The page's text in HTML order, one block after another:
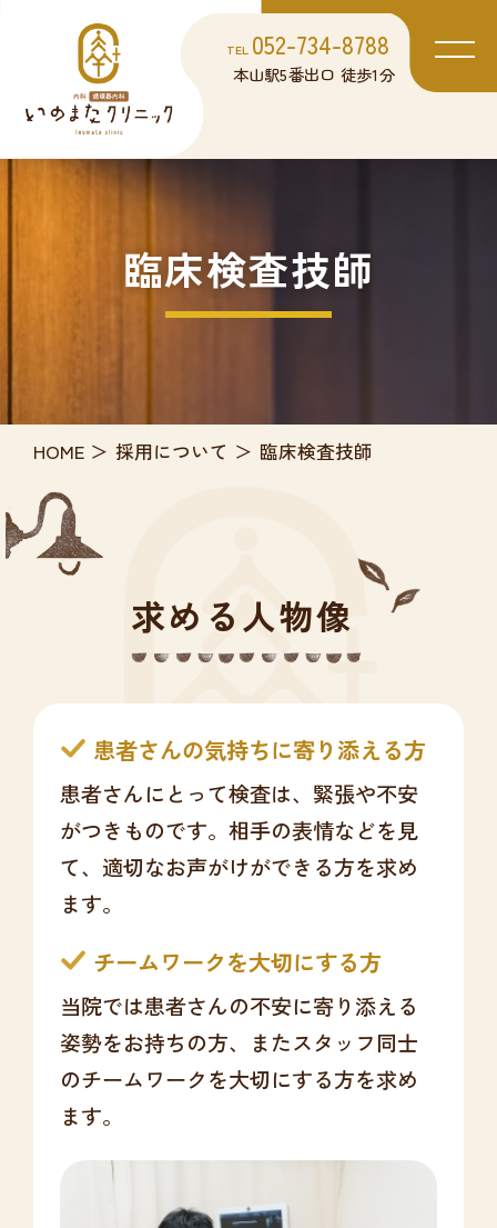
TEL 052-734-8788
本山駅5番出口 徒歩1分
臨床検査技師
HOME 採用について 臨床検査技師
求める人物像
患者さんの気持ちに寄り添える方
患者さんにとって検査は、緊張や不安
がつきものです。相手の表情などを見
て、適切なお声がけができる方を求め
ます。
チームワークを大切にする方
当院では患者さんの不安に寄り添える
姿勢をお持ちの方、またスタッフ同士
のチームワークを大切にする方を求め
ます。